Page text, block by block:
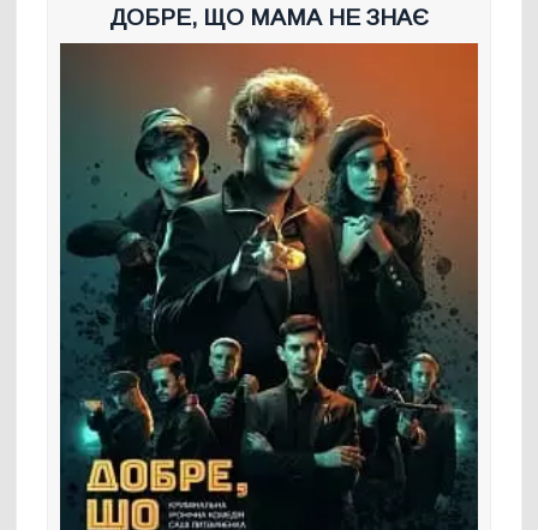
ДОБРЕ, ЩО МАМА НЕ ЗНАЄ